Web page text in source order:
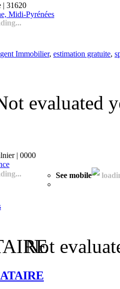
| 31620
Midi-Pyrénées
Immobilier, estimation gratuite,
evaluated
| 0000
See mobile
Not